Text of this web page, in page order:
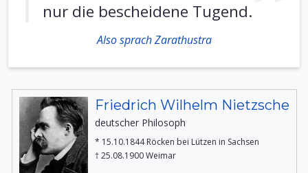
nur die bescheidene Tugend.
Also sprach Zarathustra
Friedrich Wilhelm Nietzsche
deutscher Philosoph
* 15.10.1844 Röcken bei Lützen in Sachsen
† 25.08.1900 Weimar